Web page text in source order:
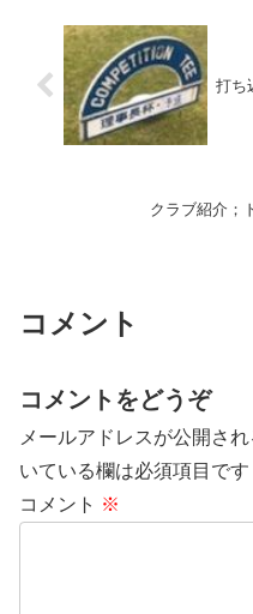
打ち
クラブ紹介；
コメント
コメントをどうぞ
メールアドレスが公開さ
いている欄は必須項目です
コメント ※